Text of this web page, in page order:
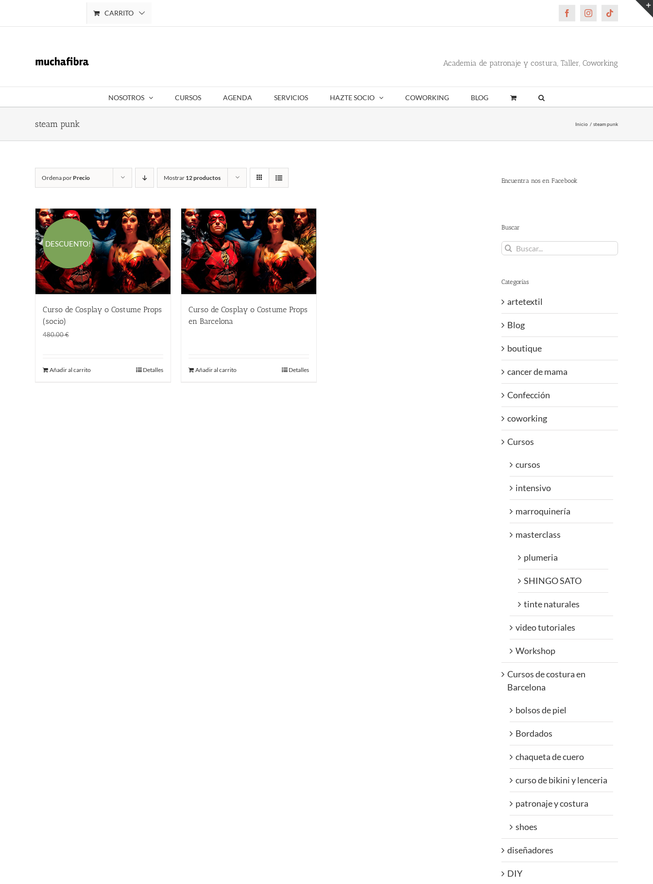
CARRITO FacebookInstagramTiktok
Academia de patronaje y costura, Taller, Coworking
NOSOTROS CURSOS AGENDA SERVICIOS HAZTE SOCIO COWORKING BLOG
steam punk Inicio steam punk
Ordena por Precio Mostrar 12 productos
DESCUENTO!
Curso de Cosplay o Costume Props
(socio)
480.00€
era:
Añadir al carrito Detalles
Curso de Cosplay o Costume Props
en Barcelona
Añadir al carrito Detalles
Encuentra nos en Facebook
Buscar
Buscar:
Categorías
artetextil
Blog
boutique
cancer de mama
Confección
coworking
Cursos
cursos
intensivo
marroquinería
masterclass
plumeria
SHINGO SATO
tinte naturales
video tutoriales
Workshop
Cursos de costura en
Barcelona
bolsos de piel
Bordados
chaqueta de cuero
curso de bikini y lenceria
patronaje y costura
shoes
diseñadores
DIY